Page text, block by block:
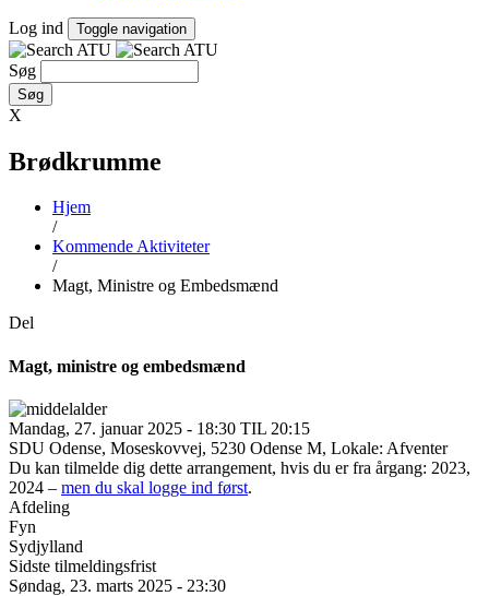
Log ind Toggle navigation
Søg
X
Brødkrumme
Hjem
/
Kommende Aktiviteter
/
Magt, Ministre og Embedsmænd
Del
Magt, ministre og embedsmænd
Mandag, 27. januar 2025 - 18:30 TIL 20:15
SDU Odense, Moseskovvej, 5230 Odense M, Lokale: Afventer
Du kan tilmelde dig dette arrangement, hvis du er fra årgang: 2023,
2024 – men du skal logge ind først.
Afdeling
Fyn
Sydjylland
Sidste tilmeldingsfrist
Søndag, 23. marts 2025 - 23:30